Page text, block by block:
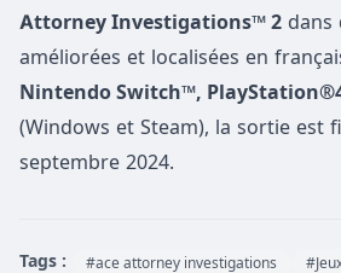
Attorney Investigations™ 2 dans
améliorées et localisées en
Nintendo Switch™,
(Windows et Steam), la sortie est
septembre 2024.
Tags : #ace attorney investigations